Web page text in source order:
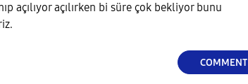
açılıyor açılırken bi süre çok bekliyor bunu
COMMENT